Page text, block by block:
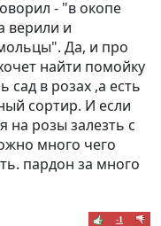
- "в окопе
верили и
Да, и про
найти помойку
сад в розах ,а есть
сортир. И если
розы залезть с
много чего
пардон за много
-1